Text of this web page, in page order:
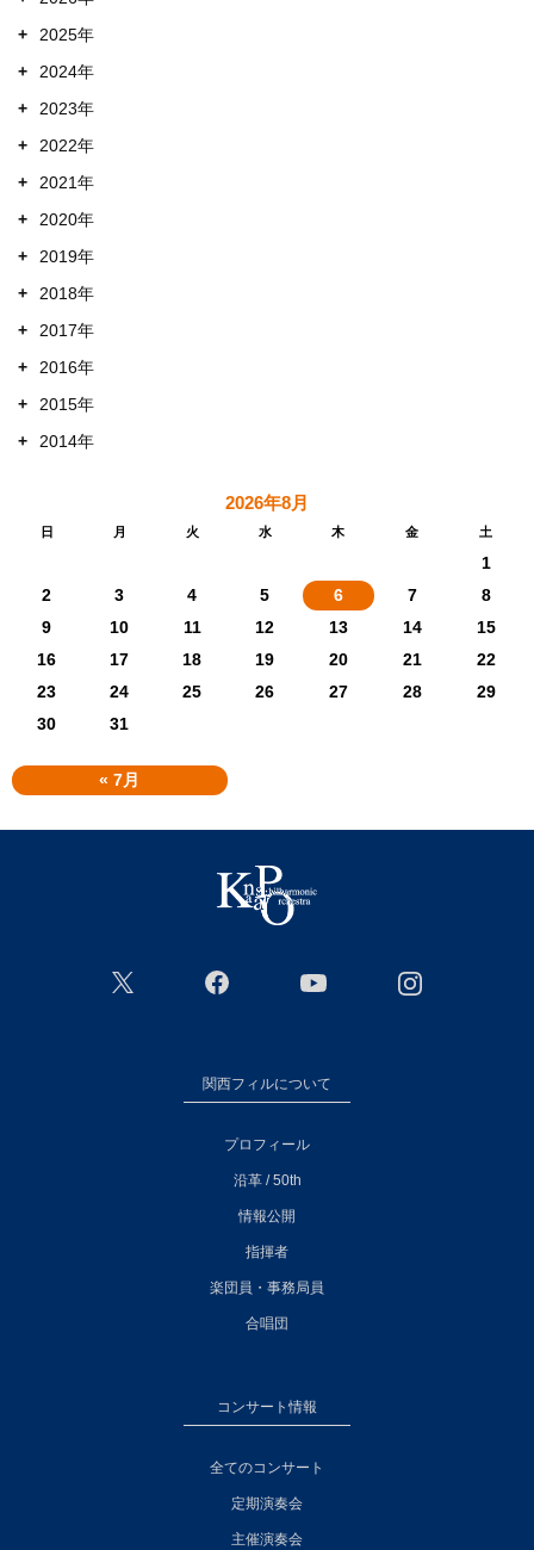
+
2025年
+
2024年
+
2023年
+
2022年
+
2021年
+
2020年
+
2019年
+
2018年
+
2017年
+
2016年
+
2015年
+
2014年
2026年8月
日 月 火 水 木 金 土
« 7月
1
2
3 4 5 6 7
8
9
10 11 12 13 14
15
16
17 18 19 20 21
22
23
24 25 26 27 28
29
30
31
関西フィルについて
プロフィール
沿革 / 50th
情報公開
指揮者
楽団員・事務局員
合唱団
コンサート情報
全てのコンサート
定期演奏会
主催演奏会